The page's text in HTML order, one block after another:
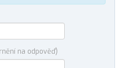
na odpověď)